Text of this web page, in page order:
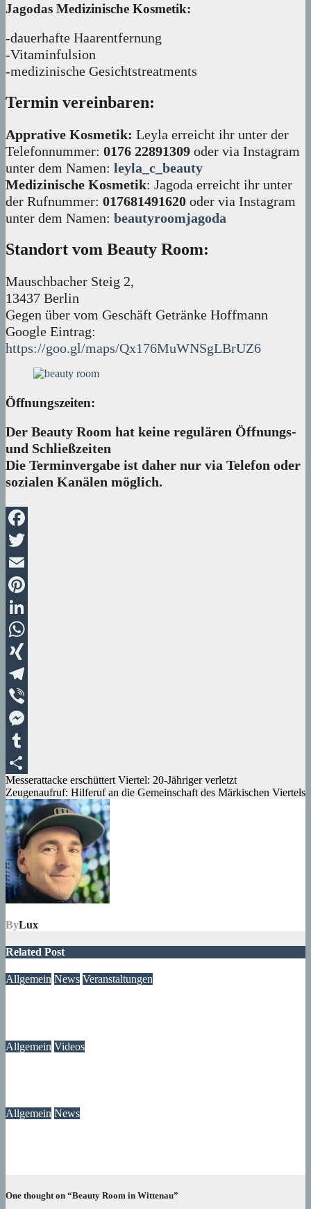
Jagodas Medizinische Kosmetik:
-dauerhafte Haarentfernung
-Vitaminfulsion
-medizinische Gesichtstreatments
Termin vereinbaren:
Apprative Kosmetik: Leyla erreicht ihr unter der
Telefonnummer: 0176 22891309 oder via Instagram
unter dem Namen: leyla_c_beauty
Medizinische Kosmetik: Jagoda erreicht ihr unter
der Rufnummer: 017681491620 oder via Instagram
unter dem Namen: beautyroomjagoda
Standort vom Beauty Room:
Mauschbacher Steig 2,
13437 Berlin
Gegen über vom Geschäft Getränke Hoffmann
Google Eintrag:
https://goo.gl/maps/Qx176MuWNSgLBrUZ6
Öffnungszeiten:
Der Beauty Room hat keine regulären Öffnungs-
und Schließzeiten
Die Terminvergabe ist daher nur via Telefon oder
sozialen Kanälen möglich.
Facebook
Twitter
Email
Pinterest
LinkedIn
WhatsApp
XING
Telegram
Viber
Messenger
Tumblr
Teilen
Beitragsnavigation
Messerattacke erschüttert Viertel: 20-Jähriger verletzt
Zeugenaufruf: Hilferuf an die Gemeinschaft des Märkischen Viertels
ByLux
Related Post
Allgemein News Veranstaltungen
Allgemein Videos
Allgemein News
One thought on “Beauty Room in Wittenau”